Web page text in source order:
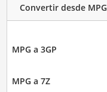
Convertir desde MPG
MPG a 3GP
MPG a 7Z